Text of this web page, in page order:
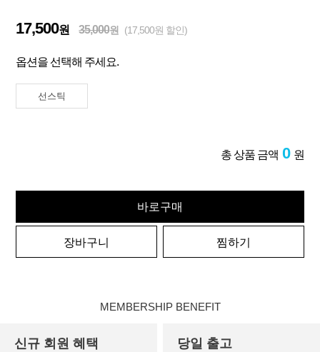
17,500원 35,000원 (17,500원 할인)
옵션을 선택해 주세요.
선스틱
총 상품 금액 0 원
바로구매
장바구니 찜하기
MEMBERSHIP BENEFIT
신규 회원 혜택 당일 출고